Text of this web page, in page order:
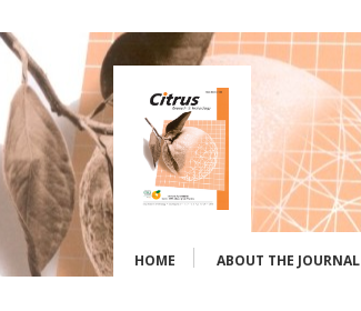
HOME ABOUT THE JOURNAL